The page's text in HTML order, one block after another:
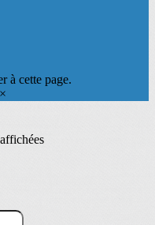
à cette page.
×